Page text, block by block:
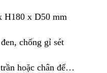
H180 x D50 mm
chống gỉ sét
hoặc chân đế…